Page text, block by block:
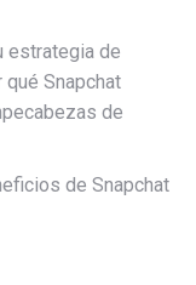
estrategia de
Snapchat
de
de Snapchat